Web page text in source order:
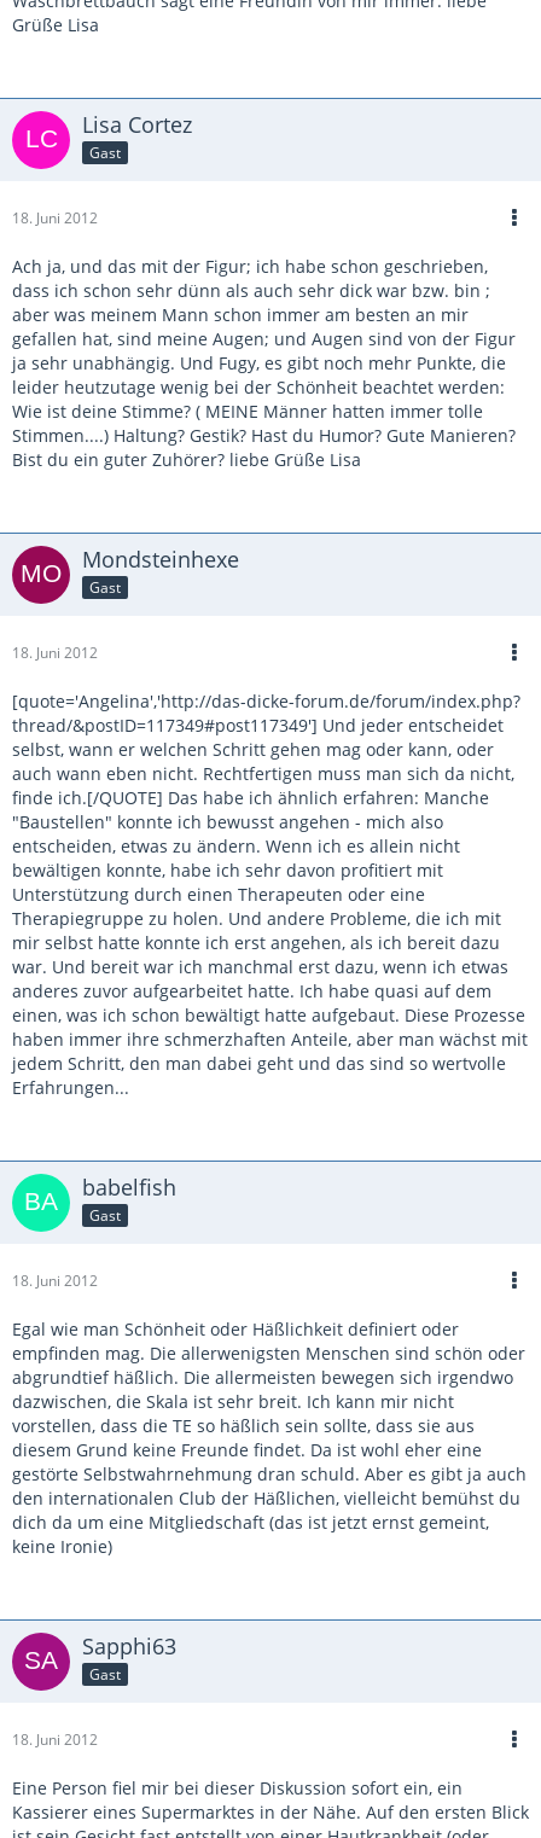
Grüße Lisa
Lisa Cortez
Gast
18. Juni 2012
Ach ja, und das mit der Figur; ich habe schon geschrieben,
dass ich schon sehr dünn als auch sehr dick war bzw. bin ;
aber was meinem Mann schon immer am besten an mir
gefallen hat, sind meine Augen; und Augen sind von der Figur
ja sehr unabhängig. Und Fugy, es gibt noch mehr Punkte, die
leider heutzutage wenig bei der Schönheit beachtet werden:
Wie ist deine Stimme? ( MEINE Männer hatten immer tolle
Stimmen....) Haltung? Gestik? Hast du Humor? Gute Manieren?
Bist du ein guter Zuhörer? liebe Grüße Lisa
Mondsteinhexe
Gast
18. Juni 2012
[quote='Angelina','http://das-dicke-forum.de/forum/index.php?
thread/&postID=117349#post117349'] Und jeder entscheidet
selbst, wann er welchen Schritt gehen mag oder kann, oder
auch wann eben nicht. Rechtfertigen muss man sich da nicht,
finde ich.[/QUOTE] Das habe ich ähnlich erfahren: Manche
"Baustellen" konnte ich bewusst angehen - mich also
entscheiden, etwas zu ändern. Wenn ich es allein nicht
bewältigen konnte, habe ich sehr davon profitiert mit
Unterstützung durch einen Therapeuten oder eine
Therapiegruppe zu holen. Und andere Probleme, die ich mit
mir selbst hatte konnte ich erst angehen, als ich bereit dazu
war. Und bereit war ich manchmal erst dazu, wenn ich etwas
anderes zuvor aufgearbeitet hatte. Ich habe quasi auf dem
einen, was ich schon bewältigt hatte aufgebaut. Diese Prozesse
haben immer ihre schmerzhaften Anteile, aber man wächst mit
jedem Schritt, den man dabei geht und das sind so wertvolle
Erfahrungen...
babelfish
Gast
18. Juni 2012
Egal wie man Schönheit oder Häßlichkeit definiert oder
empfinden mag. Die allerwenigsten Menschen sind schön oder
abgrundtief häßlich. Die allermeisten bewegen sich irgendwo
dazwischen, die Skala ist sehr breit. Ich kann mir nicht
vorstellen, dass die TE so häßlich sein sollte, dass sie aus
diesem Grund keine Freunde findet. Da ist wohl eher eine
gestörte Selbstwahrnehmung dran schuld. Aber es gibt ja auch
den internationalen Club der Häßlichen, vielleicht bemühst du
dich da um eine Mitgliedschaft (das ist jetzt ernst gemeint,
keine Ironie)
Sapphi63
Gast
18. Juni 2012
Eine Person fiel mir bei dieser Diskussion sofort ein, ein
Kassierer eines Supermarktes in der Nähe. Auf den ersten Blick